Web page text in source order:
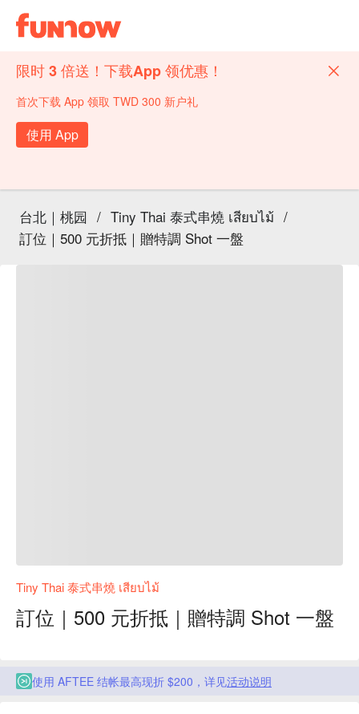
限时 3 倍送！下载App 领优惠！
首次下载 App 领取 TWD 300 新户礼
使用 App
台北｜桃园 / Tiny Thai 泰式串燒 เสียบไม้ /
訂位｜500 元折抵｜贈特調 Shot 一盤
Tiny Thai 泰式串燒 เสียบไม้
訂位｜500 元折抵｜贈特調 Shot 一盤
使用 AFTEE 结帐最高现折 $200，详见活动说明